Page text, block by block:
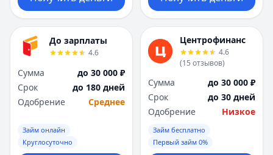
До зарплаты
4.6
Сумма
до 30 000 ₽
Срок
до 180 дней
Одобрение
Среднее
Займ онлайн
Круглосуточно
Центрофинанс
4.6
(15 отзывов)
Сумма
до 30 000 ₽
Срок
до 30 дней
Одобрение
Низкое
Займ бесплатно
Первый займ 0%